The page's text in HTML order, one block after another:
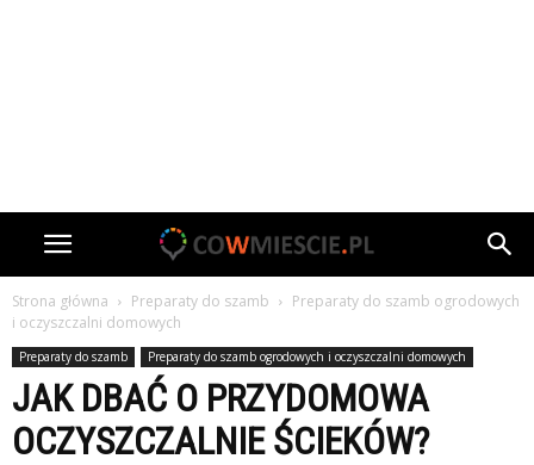
Strona główna Preparaty do szamb
Preparaty do szamb ogrodowych
i oczyszczalni domowych
Preparaty do szamb Preparaty do szamb ogrodowych i oczyszczalni domowych
JAK DBAĆ O PRZYDOMOWA
OCZYSZCZALNIE ŚCIEKÓW?